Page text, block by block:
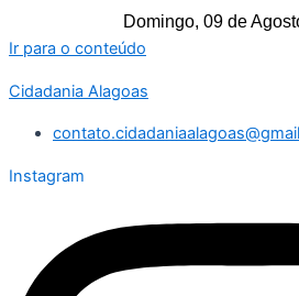
Domingo, 09 de
Ir para o conteúdo
Cidadania Alagoas
Instagram